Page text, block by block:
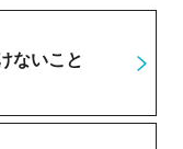
ないこと